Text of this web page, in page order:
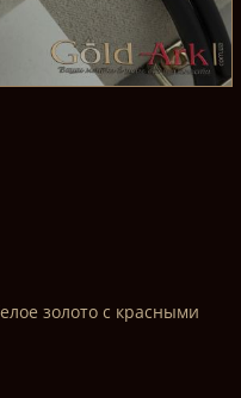
золото с красными